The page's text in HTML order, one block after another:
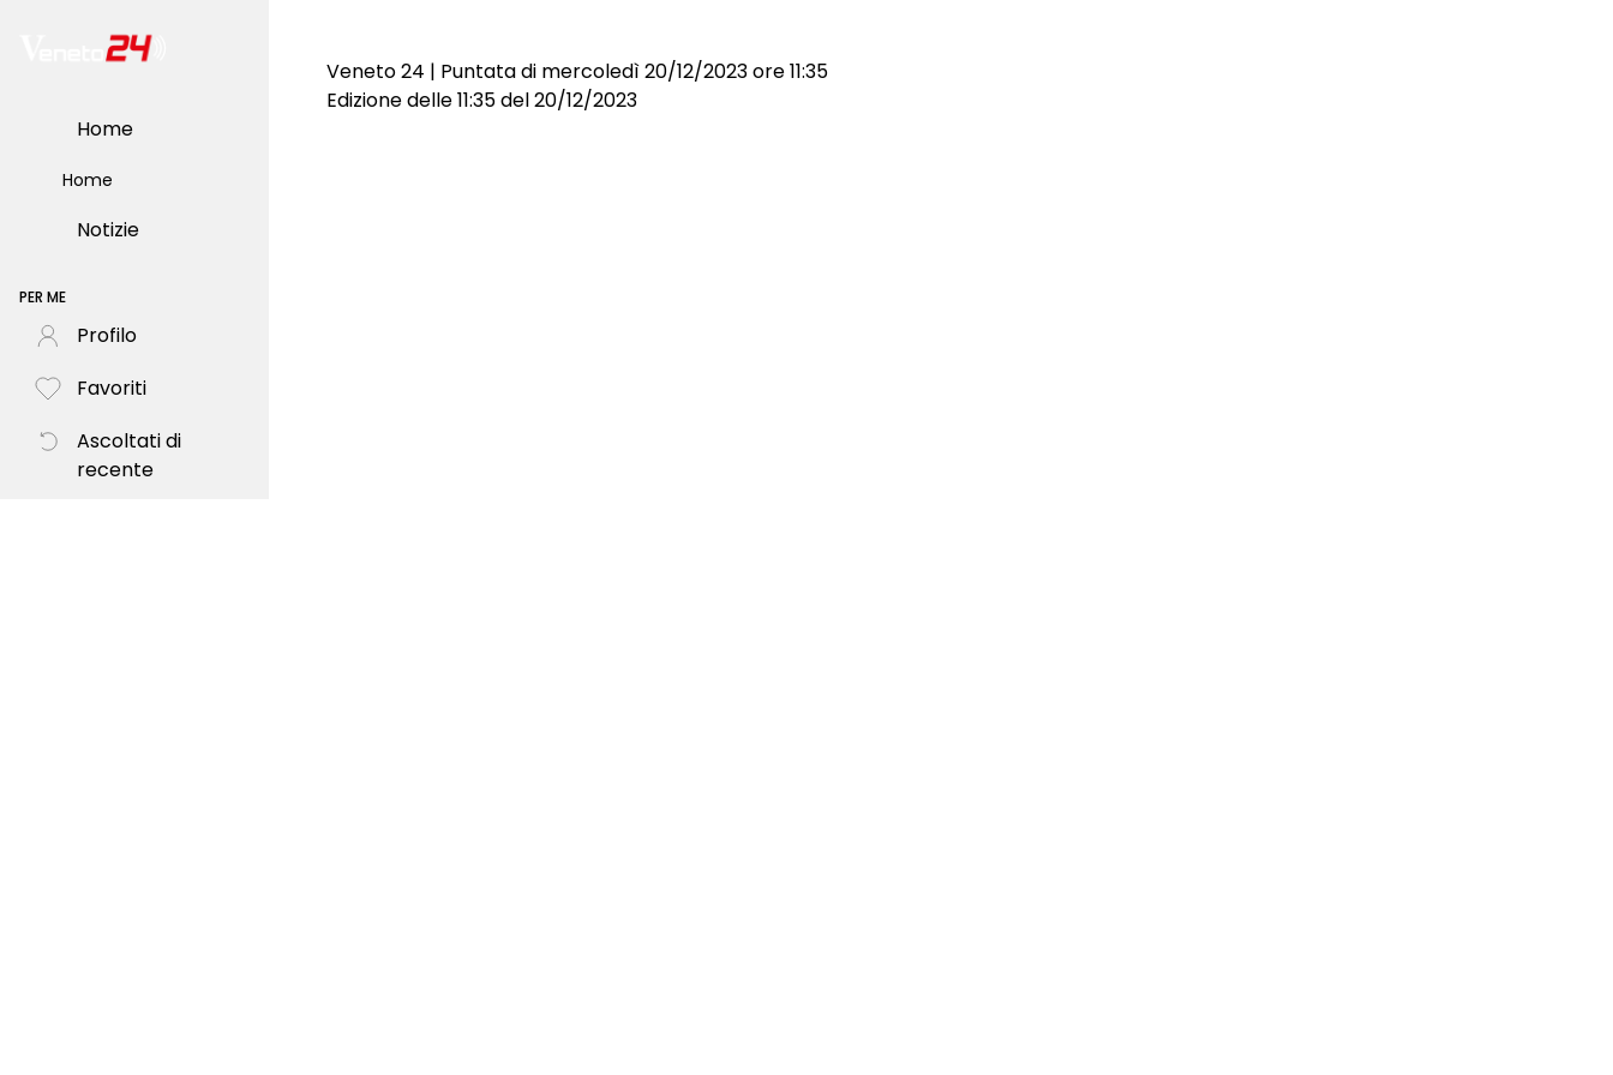
Home
Home
Notizie
PER ME
Profilo
Favoriti
Ascoltati di
recente
Veneto 24 | Puntata di mercoledì 20/12/2023 ore 11:35
Edizione delle 11:35 del 20/12/2023